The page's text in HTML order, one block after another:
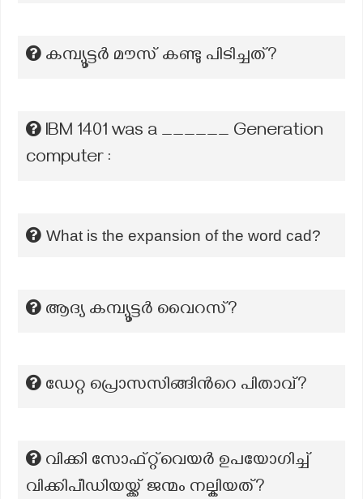
കമ്പ്യൂട്ടർ മൗസ് കണ്ടു പിടിച്ചത്?
IBM 1401 was a ______ Generation
computer :
What is the expansion of the word cad?
ആദ്യ കമ്പ്യൂട്ടർ വൈറസ്?
ഡേറ്റ പ്രൊസസിങ്ങിന്‍റെ പിതാവ്?
വിക്കി സോഫ്റ്റ്‌വെയർ ഉപയോഗിച്ച്
വിക്കിപീഡിയയ്ക്ക് ജന്മം നല്കിയത്?